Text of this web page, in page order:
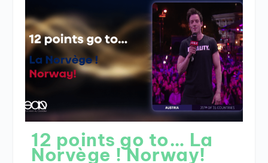
12 points go to… La
Norvège ! Norway!